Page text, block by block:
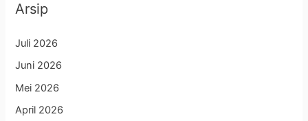
Arsip
Juli 2026
Juni 2026
Mei 2026
April 2026